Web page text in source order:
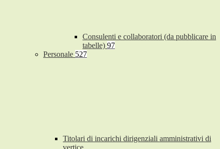
Consulenti e collaboratori (da pubblicare in
tabelle) 97
Personale 527
Titolari di incarichi dirigenziali amministrativi di